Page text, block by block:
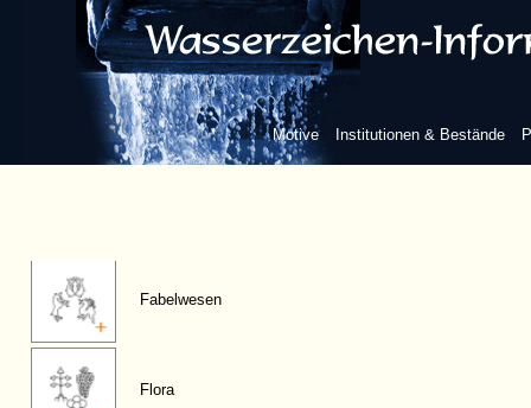
Motive Institutionen & Bestände
Figuren, anthropomorphe
Fabelwesen
Flora